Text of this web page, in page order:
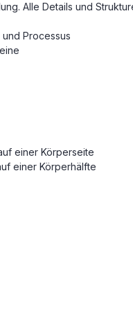
Alle Details und
und Processus
einer Körperseite
einer Körperhälfte